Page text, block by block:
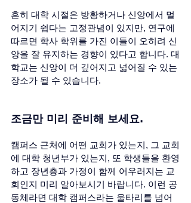
흔히 대학 시절은 방황하거나 신앙에서 멀
어지기 쉽다는 고정관념이 있지만, 연구에
따르면 학사 학위를 가진 이들이 오히려 신
앙을 잘 유지하는 경향이 있다고 합니다. 대
학교는 신앙이 더 깊어지고 넓어질 수 있는
장소가 될 수 있습니다.
조금만 미리 준비해 보세요.
캠퍼스 근처에 어떤 교회가 있는지, 그 교회
에 대학 청년부가 있는지, 또 학생들을 환영
하고 장년층과 가정이 함께 어우러지는 교
회인지 미리 알아보시기 바랍니다. 이런 공
동체라면 대학 캠퍼스라는 울타리를 넘어